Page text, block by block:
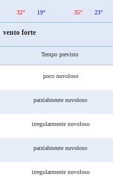
32° 19° 35° 23°
vento forte
Tempo previsto
poco nuvoloso
parzialmente nuvoloso
irregolarmente nuvoloso
parzialmente nuvoloso
irregolarmente nuvoloso